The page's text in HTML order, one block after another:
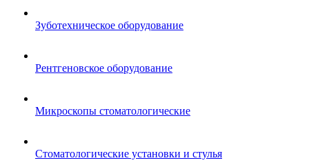
Зуботехническое оборудование
Рентгеновское оборудование
Микроскопы стоматологические
Стоматологические установки и стулья